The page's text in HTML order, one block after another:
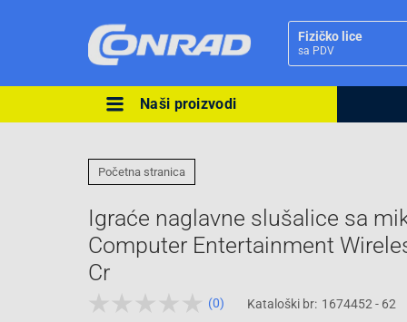
Fizičko lice
sa PDV
Ova postavka prilagođava
Naši proizvodi
Početna stranica
Igraće naglavne slušalice sa
Computer Entertainment
Cr
(0) Kataloški br: 1674452 - 62